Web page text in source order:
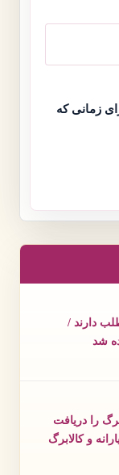
زمانی که
دارند /
شد
را دریافت
و کالابرگ